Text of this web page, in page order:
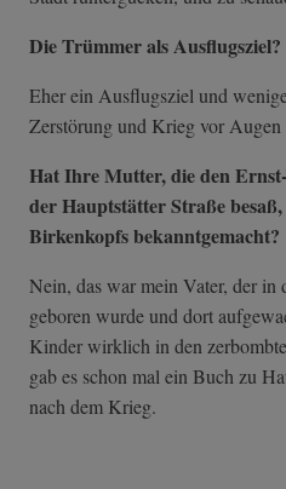
Die Trümmer als Ausflugsziel?
Eher ein Ausflugsziel und
Zerstörung und Krieg vor Augen
Hat Ihre Mutter, die den
der Hauptstätter Straße
Birkenkopfs bekanntgemacht?
Nein, das war mein Vater, der in
geboren wurde und dort
Kinder wirklich in den
gab es schon mal ein Buch zu
nach dem Krieg.